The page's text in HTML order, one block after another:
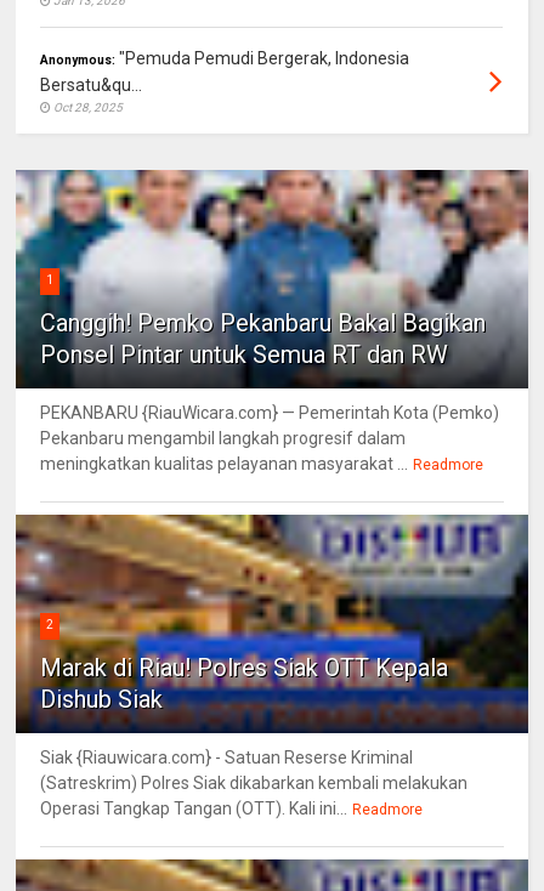
Anonymous: "Pemuda Pemudi Bergerak, Indonesia
Bersatu&qu...
Oct 28, 2025
1
Canggih! Pemko Pekanbaru Bakal Bagikan
Ponsel Pintar untuk Semua RT dan RW
PEKANBARU {RiauWicara.com} — Pemerintah Kota (Pemko)
Pekanbaru mengambil langkah progresif dalam
meningkatkan kualitas pelayanan masyarakat ...
Readmore
2
Marak di Riau! Polres Siak OTT Kepala
Dishub Siak
Siak {Riauwicara.com} - Satuan Reserse Kriminal
(Satreskrim) Polres Siak dikabarkan kembali melakukan
Operasi Tangkap Tangan (OTT). Kali ini...
Readmore